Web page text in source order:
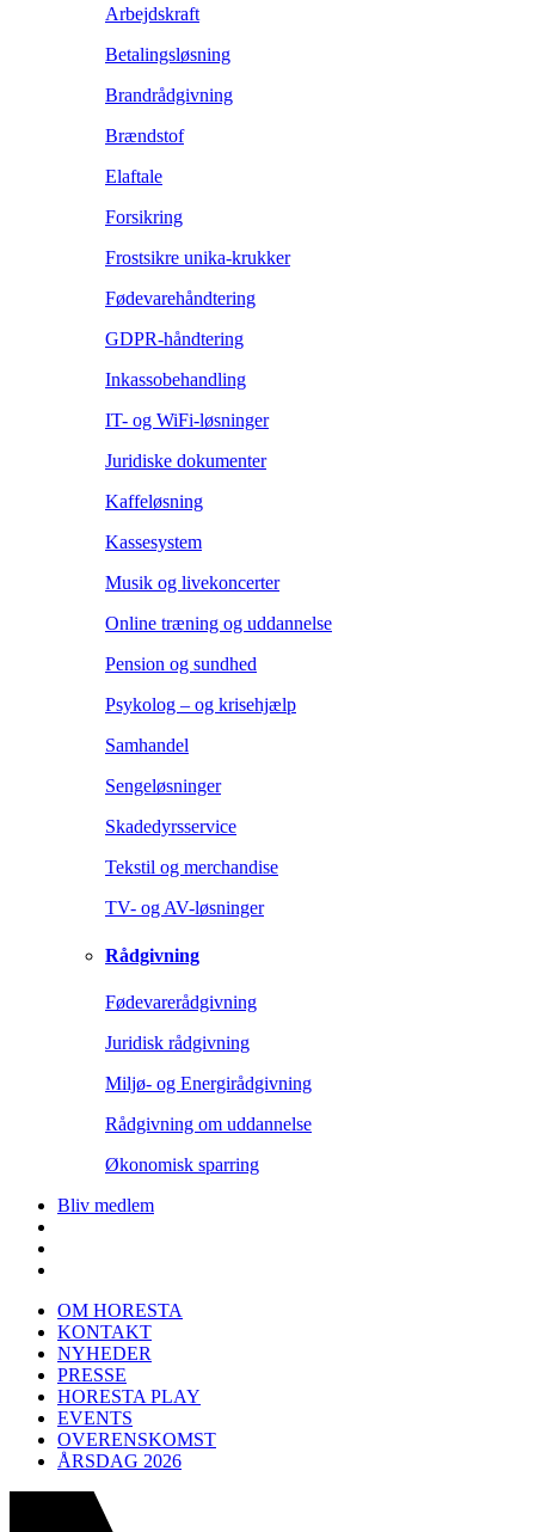
Arbejdskraft
Betalingsløsning
Brandrådgivning
Brændstof
Elaftale
Forsikring
Frostsikre unika-krukker
Fødevarehåndtering
GDPR-håndtering
Inkassobehandling
IT- og WiFi-løsninger
Juridiske dokumenter
Kaffeløsning
Kassesystem
Musik og livekoncerter
Online træning og uddannelse
Pension og sundhed
Psykolog – og krisehjælp
Samhandel
Sengeløsninger
Skadedyrsservice
Tekstil og merchandise
TV- og AV-løsninger
Rådgivning
Fødevarerådgivning
Juridisk rådgivning
Miljø- og Energirådgivning
Rådgivning om uddannelse
Økonomisk sparring
Bliv medlem
OM HORESTA
KONTAKT
NYHEDER
PRESSE
HORESTA PLAY
EVENTS
OVERENSKOMST
ÅRSDAG 2026